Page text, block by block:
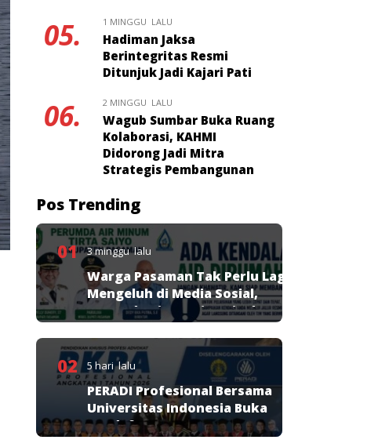
05. 1 MINGGU LALU
Hadiman Jaksa
Berintegritas Resmi
Ditunjuk Jadi Kajari Pati
06. 2 MINGGU LALU
Wagub Sumbar Buka Ruang
Kolaborasi, KAHMI
Didorong Jadi Mitra
Strategis Pembangunan
Pos Trending
01 3 minggu lalu
Warga Pasaman Tak Perlu Lagi
Mengeluh di Media Sosial,
Perumda Tirta Saiyo Siapkan
Layanan Resmi
02 5 hari lalu
PERADI Profesional Bersama
Universitas Indonesia Buka
Pendaftaran PKPA